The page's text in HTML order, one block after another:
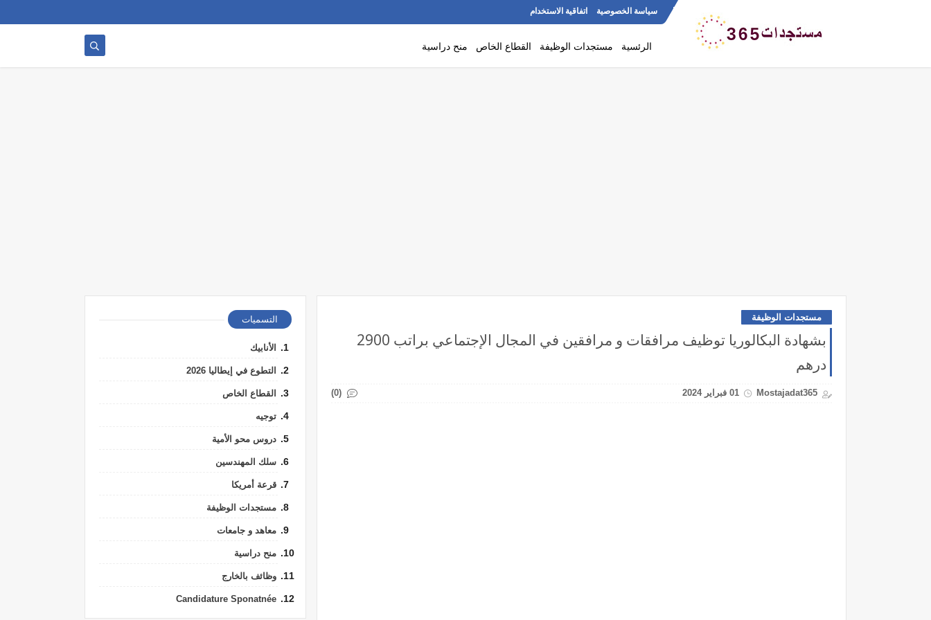
سياسة الخصوصية اتفاقية الاستخدام
الرئسية مستجدات الوظيفة القطاع الخاص منح دراسية
مستجدات الوظيفة
بشهادة البكالوريا توظيف مرافقات و مرافقين في المجال الإجتماعي براتب 2900
درهم
Mostajadat365 01 فبراير 2024 (0)
التسميات
الأنابيك
التطوع في إيطاليا 2026
القطاع الخاص
توجيه
دروس محو الأمية
سلك المهندسين
قرعة أمريكا
مستجدات الوظيفة
معاهد و جامعات
منح دراسية
وظائف بالخارج
Candidature Sponatnée